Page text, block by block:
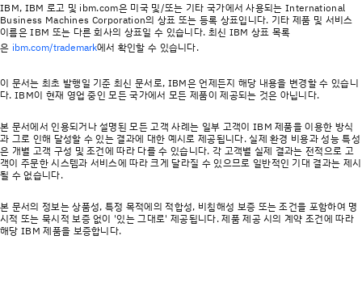
IBM, IBM 로고 및 ibm.com은 미국 및/또는 기타 국가에서 사용되는 International
Business Machines Corporation의 상표 또는 등록 상표입니다. 기타 제품 및 서비스
이름은 IBM 또는 다른 회사의 상표일 수 있습니다. 최신 IBM 상표 목록
은 ibm.com/trademark에서 확인할 수 있습니다.
이 문서는 최초 발행일 기준 최신 문서로, IBM은 언제든지 해당 내용을 변경할 수 있습니
다. IBM이 현재 영업 중인 모든 국가에서 모든 제품이 제공되는 것은 아닙니다.
본 문서에서 인용되거나 설명된 모든 고객 사례는 일부 고객이 IBM 제품을 이용한 방식
과 그로 인해 달성할 수 있는 결과에 대한 예시로 제공됩니다. 실제 환경 비용과 성능 특성
은 개별 고객 구성 및 조건에 따라 다를 수 있습니다. 각 고객별 실제 결과는 전적으로 고
객이 주문한 시스템과 서비스에 따라 크게 달라질 수 있으므로 일반적인 기대 결과는 제시
될 수 없습니다.
본 문서의 정보는 상품성, 특정 목적에의 적합성, 비침해성 보증 또는 조건을 포함하여 명
시적 또는 묵시적 보증 없이 '있는 그대로' 제공됩니다. 제품 제공 시의 계약 조건에 따라
해당 IBM 제품을 보증합니다.